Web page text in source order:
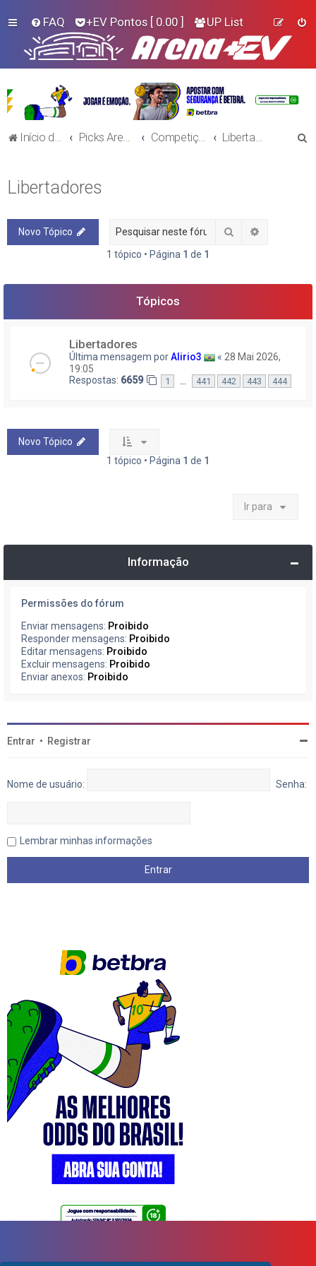
FAQ +EV Pontos [ 0.00 ] UP List
Início do Fórum!
Libertadores
Novo Tópico Pesquisar
1 tópico • Página 1 de 1
Tópicos
Libertadores
Última mensagem porAlirio3 « 28 Mai 2026,
19:05
Respostas: 6659 1 441 442 443 444
Novo Tópico
1 tópico • Página 1 de 1
Ir para
Informação
Permissões do fórum
Enviar mensagens: Proibido
Responder mensagens: Proibido
Editar mensagens: Proibido
Excluir mensagens: Proibido
Enviar anexos: Proibido
Entrar • Registrar
Nome de usuário: Senha:
Lembrar minhas informações